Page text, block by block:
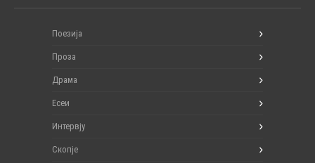
Поезија
Проза
Драма
Есеи
Интервју
Скопје